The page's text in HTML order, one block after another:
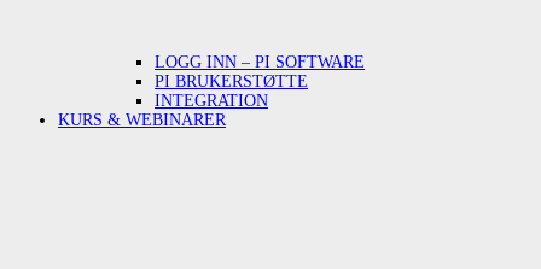
LOGG INN – PI SOFTWARE
PI BRUKERSTØTTE
INTEGRATION
KURS & WEBINARER